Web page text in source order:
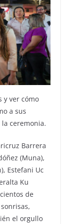
y ver cómo
a sus
ceremonia.
Barrera
(Muna),
Estefani Uc
Ku
de
el orgullo